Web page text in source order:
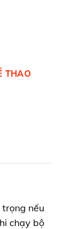
THAO
nếu
chạy bộ